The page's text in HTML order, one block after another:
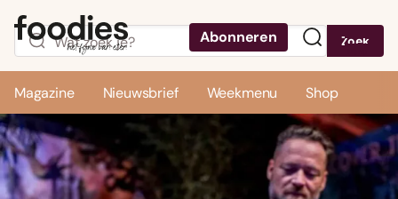
Abonneren Zoek
Magazine Nieuwsbrief Weekmenu Shop